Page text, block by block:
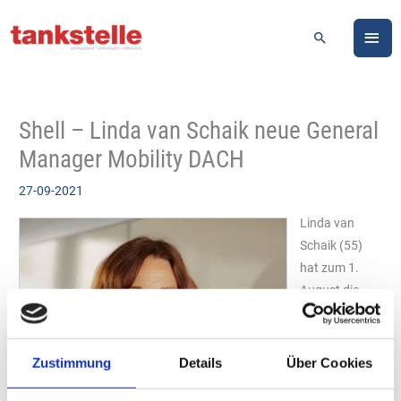
Zustimmung Details Über Cookies
Inhalt
Suchen
Shell – Linda van Schaik neue General
Manager Mobility DACH
27-09-2021
Linda van
Schaik (55)
hat zum 1.
August die
Aufgabe des
Manager